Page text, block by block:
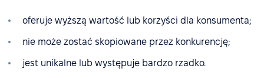
oferuje wyższą wartość lub korzyści dla konsumenta;
nie może zostać skopiowane przez konkurencję;
jest unikalne lub występuje bardzo rzadko.